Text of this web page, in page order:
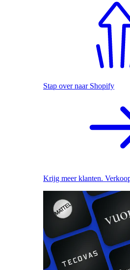
Stap over naar Shopify
Krijg meer klanten.